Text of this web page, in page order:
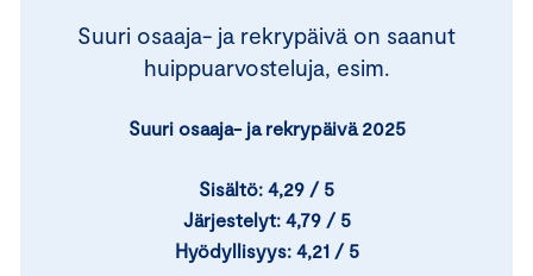
Suuri osaaja- ja rekrypäivä on saanut
huippuarvosteluja, esim.
Suuri osaaja- ja rekrypäivä 2025
Sisältö: 4,29 / 5
Järjestelyt: 4,79 / 5
Hyödyllisyys: 4,21 / 5